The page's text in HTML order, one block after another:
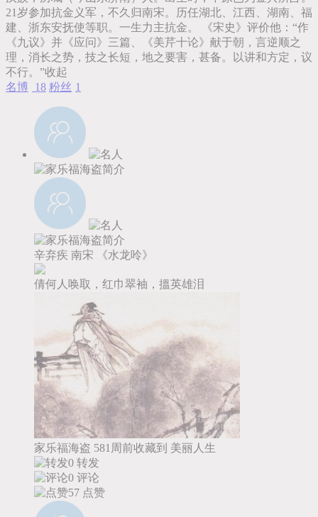
21岁参加抗金义军，不久归南宋。历任湖北、江西、湖南、福
建、浙东安抚使等职。一生力主抗金。 《宋史》评价他：“作
《九议》并《应问》三篇、《美芹十论》献于朝，言逆顺之
理，消长之势，技之长短，地之要害，甚备。以讲和方定，议
不行。”收起
名博
18 粉丝 1
辛弃疾 南宋 《水龙呤》
倩何人唤取，红巾翠袖，搵英雄泪
家乐福海盗 581周前收藏到 美丽人生
0 转发
0 评论
57 点赞